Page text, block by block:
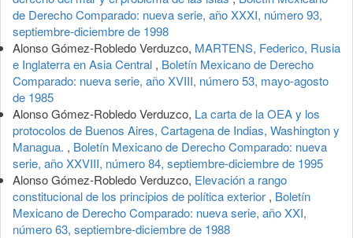
de Derecho Comparado: nueva serie, año XXXI, número 93,
septiembre-diciembre de 1998
Alonso Gómez-Robledo Verduzco, MARTENS, Federico, Rusia
e Inglaterra en Asia Central , Boletín Mexicano de Derecho
Comparado: nueva serie, año XVIII, número 53, mayo-agosto
de 1985
Alonso Gómez-Robledo Verduzco, La carta de la OEA y los
protocolos de Buenos Aires, Cartagena de Indias, Washington y
Managua. , Boletín Mexicano de Derecho Comparado: nueva
serie, año XXVIII, número 84, septiembre-diciembre de 1995
Alonso Gómez-Robledo Verduzco, Elevación a rango
constitucional de los principios de política exterior , Boletín
Mexicano de Derecho Comparado: nueva serie, año XXI,
número 63, septiembre-diciembre de 1988